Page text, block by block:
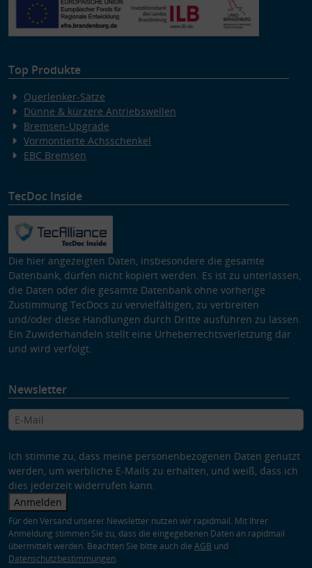
Top Produkte
Querlenker-Sätze
Dünne & kürzere Antriebswellen
Bremsen-Upgrade
Vormontierte Achsschenkel
EBC Bremsen
TecDoc Inside
Die hier angezeigten Daten, insbesondere die gesamte
Datenbank, dürfen nicht kopiert werden. Es ist zu unterlassen,
die Daten oder die gesamte Datenbank ohne vorherige
Zustimmung TecDocs zu vervielfältigen, zu verbreiten
und/oder diese Handlungen durch Dritte ausführen zu lassen.
Ein Zuwiderhandeln stellt eine Urheberrechtsverletzung dar
und wird verfolgt.
Newsletter
Ich stimme zu, dass meine personenbezogenen Daten genutzt
werden, um werbliche E-Mails zu erhalten, und weiß, dass ich
dies jederzeit widerrufen kann.
Anmelden
Für den Versand unserer Newsletter nutzen wir rapidmail. Mit Ihrer
Anmeldung stimmen Sie zu, dass die eingegebenen Daten an rapidmail
übermittelt werden. Beachten Sie bitte auch die AGB und
Datenschutzbestimmungen.